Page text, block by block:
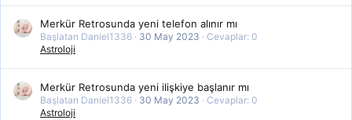
Merkür Retrosunda yeni telefon alınır mı
Başlatan Daniel1336 30 May 2023
Cevaplar: 0
Astroloji
Merkür Retrosunda yeni ilişkiye başlanır mı
Başlatan Daniel1336 30 May 2023
Cevaplar: 0
Astroloji